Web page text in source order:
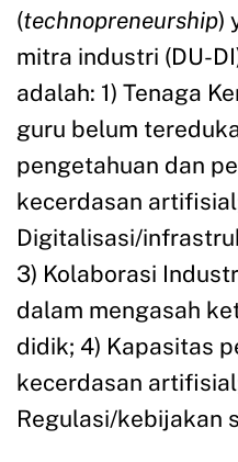
(technopreneurship)
mitra industri (DU-
adalah: 1) Tenaga
guru belum
pengetahuan dan
kecerdasan
Digitalisasi/
3) Kolaborasi
dalam mengasah
didik; 4) Kapasitas
kecerdasan
Regulasi/kebijakan